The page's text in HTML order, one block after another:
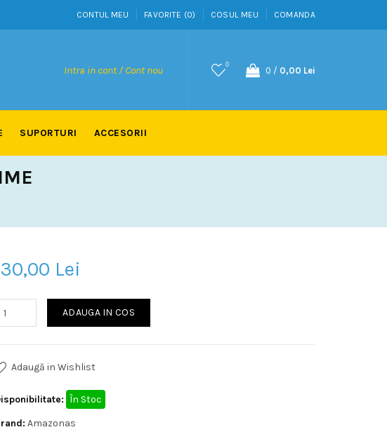
CONTUL MEU FAVORITE (0) COSUL MEU COMANDA
Intra in cont / Cont nou 0
0 / 0,00 Lei
SUPORTURI ACCESORII
Lei
ADAUGA IN COS
Adaugă in Wishlist
În Stoc
Amazonas